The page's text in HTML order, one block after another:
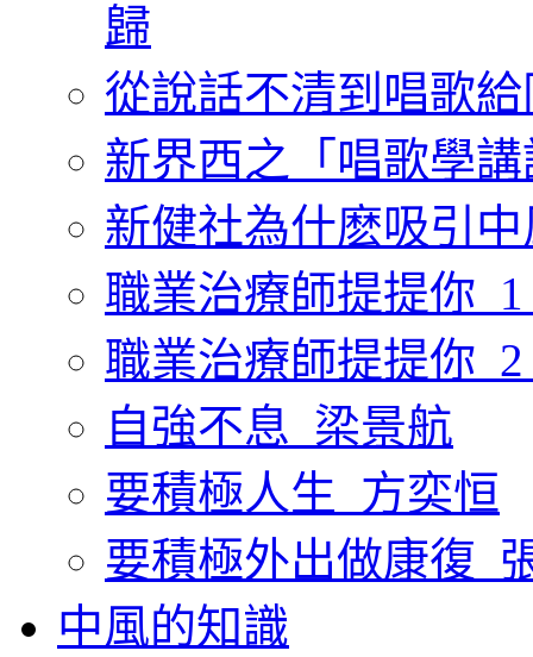
歸
從說話不清到唱歌
新界西之「唱歌學
新健社為什麽吸引
職業治療師提提你
職業治療師提提你
自強不息_梁景航
要積極人生_方奕恒
要積極外出做康復_
中風的知識